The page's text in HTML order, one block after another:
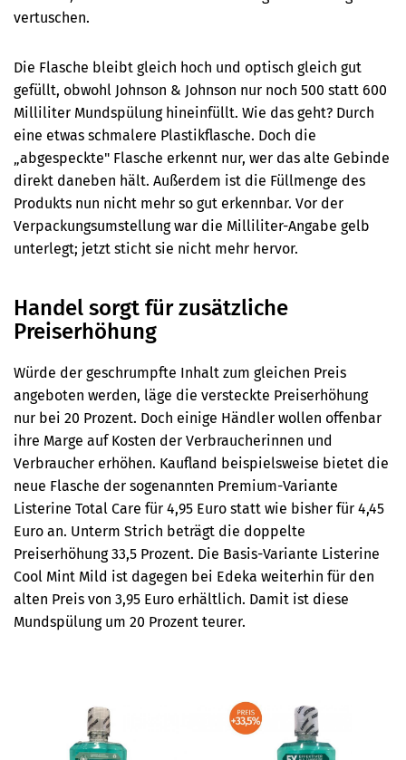
vertuschen.
Die Flasche bleibt gleich hoch und optisch gleich gut
gefüllt, obwohl Johnson & Johnson nur noch 500 statt 600
Milliliter Mundspülung hineinfüllt. Wie das geht? Durch
eine etwas schmalere Plastikflasche. Doch die
„abgespeckte" Flasche erkennt nur, wer das alte Gebinde
direkt daneben hält. Außerdem ist die Füllmenge des
Produkts nun nicht mehr so gut erkennbar. Vor der
Verpackungsumstellung war die Milliliter-Angabe gelb
unterlegt; jetzt sticht sie nicht mehr hervor.
Handel sorgt für zusätzliche
Preiserhöhung
Würde der geschrumpfte Inhalt zum gleichen Preis
angeboten werden, läge die versteckte Preiserhöhung
nur bei 20 Prozent. Doch einige Händler wollen offenbar
ihre Marge auf Kosten der Verbraucherinnen und
Verbraucher erhöhen. Kaufland beispielsweise bietet die
neue Flasche der sogenannten Premium-Variante
Listerine Total Care für 4,95 Euro statt wie bisher für 4,45
Euro an. Unterm Strich beträgt die doppelte
Preiserhöhung 33,5 Prozent. Die Basis-Variante Listerine
Cool Mint Mild ist dagegen bei Edeka weiterhin für den
alten Preis von 3,95 Euro erhältlich. Damit ist diese
Mundspülung um 20 Prozent teurer.